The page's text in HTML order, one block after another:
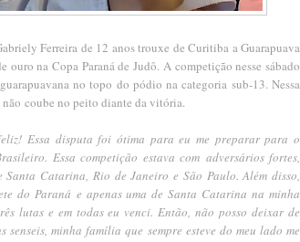
Ferreira de 12 anos trouxe de Curitiba a Guarapuava
ouro na Copa Paraná de Judô. A competição nesse sábado
no topo do pódio na categoria sub-13. Nessa
coube no peito diante da vitória.
Essa disputa foi ótima para eu me preparar para o
Essa competição estava com adversários fortes,
Catarina, Rio de Janeiro e São Paulo. Além disso,
do Paraná e apenas uma de Santa Catarina na minha
lutas e em todas eu venci. Então, não posso deixar de
senseis, minha família que sempre esteve do meu lado me